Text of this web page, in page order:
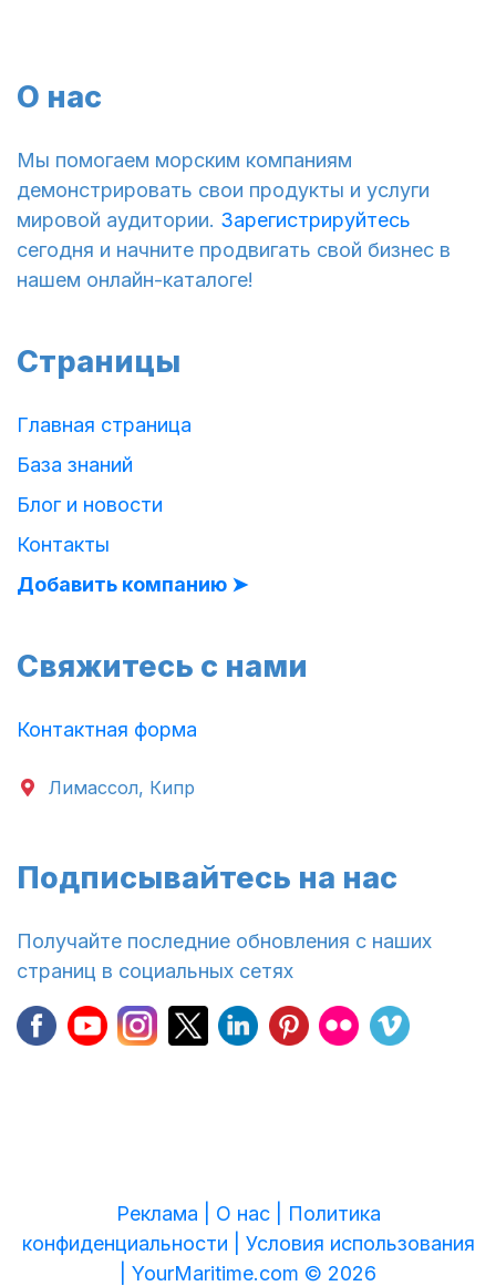
О нас
Мы помогаем морским компаниям
демонстрировать свои продукты и услуги
мировой аудитории. Зарегистрируйтесь
сегодня и начните продвигать свой бизнес в
нашем онлайн-каталоге!
Страницы
Главная страница
База знаний
Блог и новости
Контакты
Добавить компанию ➤
Свяжитесь с нами
Контактная форма
Лимассол, Кипр
Подписывайтесь на нас
Получайте последние обновления с наших
страниц в социальных сетях
Реклама | О нас |
Политика
конфиденциальности | Условия использования
YourMaritime.com © 2026